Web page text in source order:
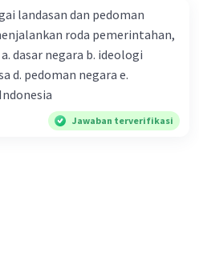
landasan dan pedoman
roda pemerintahan,
dasar negara b. ideologi
d. pedoman negara e.
Jawaban terverifikasi